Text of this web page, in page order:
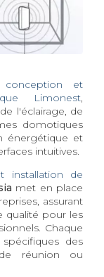
conception et
Limonest
l'éclairage, de
domotiques
énergétique et
intuitives.
installation de
met en place
assurant
qualité pour les
Chaque
des
réunion ou